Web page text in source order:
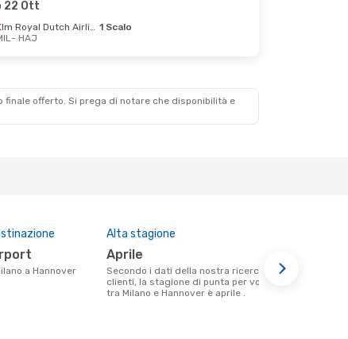
22 Ott
Klm Royal Dutch Airlines 1 Scalo
- HAJ
offerto. Si prega di notare che disponibilità e
a Hannover
Alta stagione
aprile
Secondo i dati della nostra ricerca
clienti, la stagione di punta per volare
tra Milano e Hannover è aprile .